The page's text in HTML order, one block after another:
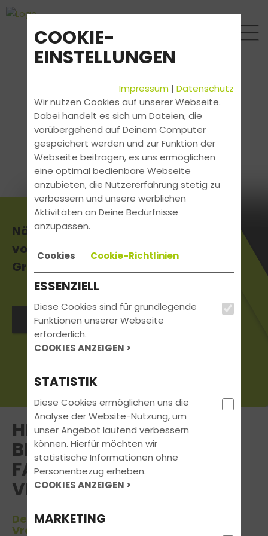
Nächster Gabelstapler Kurs
vom 10.06.2024 - 11.06.2024 in
Gronau Epe
Jetzt anmelden
HERZLICH WILLKOMMEN
BEI TRAFFIC! - DIE
FAHRSCHULE GMBH IN
VREDEN
Deinem Partner in Sachen Führerschein
Vreden
COOKIE-
EINSTELLUNGEN
Impressum |Datenschutz
Wir nutzen Cookies auf unserer Webseite.
Dabei handelt es sich um Dateien, die
vorübergehend auf Deinem Computer
gespeichert werden und zur Funktion der
Webseite beitragen, es uns ermöglichen
eine optimal bedienbare Webseite
anzubieten, die Nutzererfahrung stetig zu
verbessern und unsere werblichen
Aktivitäten an Deine Bedürfnisse
anzupassen.
Cookies Cookie-Richtlinien
ESSENZIELL
Diese Cookies sind für grundlegende
Funktionen unserer Webseite
erforderlich.
COOKIES ANZEIGEN >
STATISTIK
Diese Cookies ermöglichen uns die
Analyse der Website-Nutzung, um
unser Angebot laufend verbessern
können. Hierfür möchten wir
statistische Informationen ohne
Personenbezug erheben.
COOKIES ANZEIGEN >
MARKETING